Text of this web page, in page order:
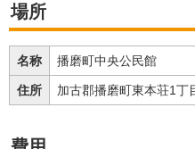
場所
名称 播磨町中央公民館
住所 加古郡播磨町東本荘1丁